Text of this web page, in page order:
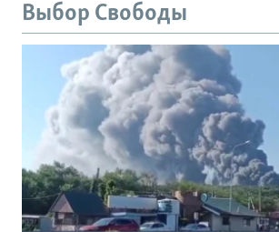
Выбор Свободы